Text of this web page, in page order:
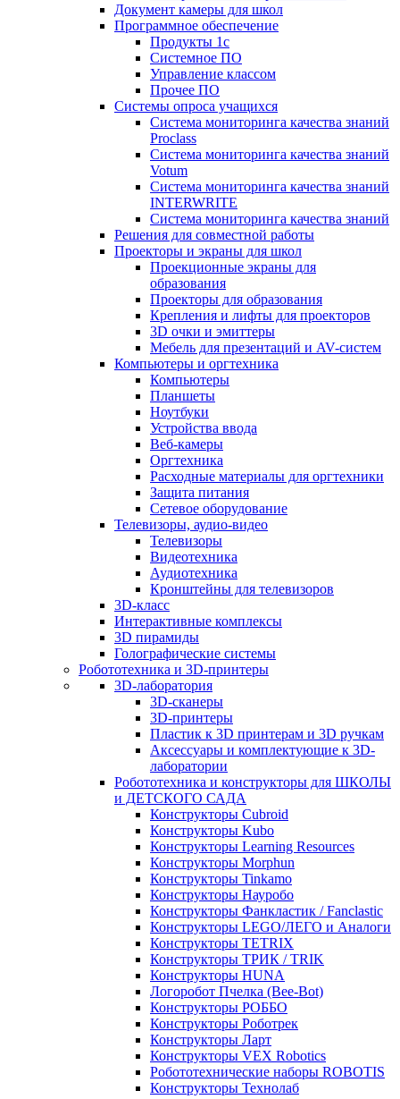
Документ камеры для школ
Программное обеспечение
Продукты 1с
Системное ПО
Управление классом
Прочее ПО
Системы опроса учащихся
Система мониторинга качества знаний
Proclass
Система мониторинга качества знаний
Votum
Система мониторинга качества знаний
INTERWRITE
Система мониторинга качества знаний
Решения для совместной работы
Проекторы и экраны для школ
Проекционные экраны для
образования
Проекторы для образования
Крепления и лифты для проекторов
3D очки и эмиттеры
Мебель для презентаций и AV-систем
Компьютеры и оргтехника
Компьютеры
Планшеты
Ноутбуки
Устройства ввода
Веб-камеры
Оргтехника
Расходные материалы для оргтехники
Защита питания
Сетевое оборудование
Телевизоры, аудио-видео
Телевизоры
Видеотехника
Аудиотехника
Кронштейны для телевизоров
3D-класс
Интерактивные комплексы
3D пирамиды
Голографические системы
Робототехника и 3D-принтеры
3D-лаборатория
3D-сканеры
3D-принтеры
Пластик к 3D принтерам и 3D ручкам
Аксессуары и комплектующие к 3D-
лаборатории
Робототехника и конструкторы для ШКОЛЫ
и ДЕТСКОГО САДА
Конструкторы Cubroid
Конструкторы Kubo
Конструкторы Learning Resources
Конструкторы Morphun
Конструкторы Tinkamo
Конструкторы Науробо
Конструкторы Фанкластик / Fanclastic
Конструкторы LEGO/ЛЕГО и Аналоги
Конструкторы TETRIX
Конструкторы ТРИК / TRIK
Конструкторы HUNA
Логоробот Пчелка (Bee-Bot)
Конструкторы РОББО
Конструкторы Роботрек
Конструкторы Ларт
Конструкторы VEX Robotics
Робототехнические наборы ROBOTIS
Конструкторы Технолаб